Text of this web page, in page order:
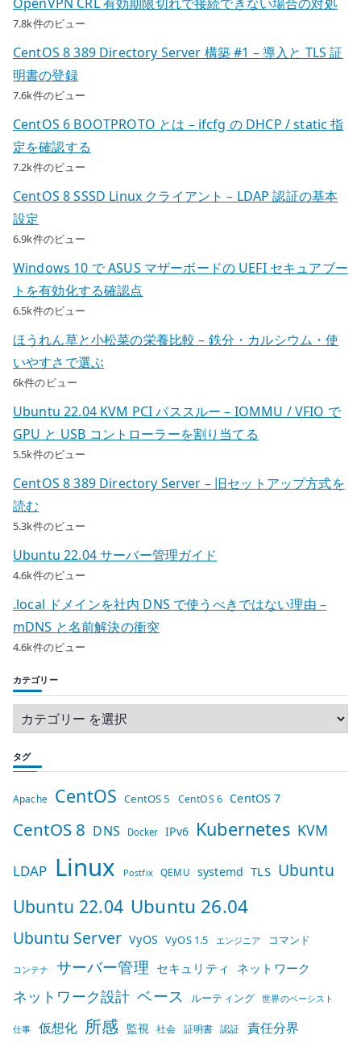
7.8k件のビュー
CentOS 8 389 Directory Server 構築 #1 – 導入と TLS 証
明書の登録
7.6k件のビュー
CentOS 6 BOOTPROTO とは – ifcfg の DHCP / static 指
定を確認する
7.2k件のビュー
CentOS 8 SSSD Linux クライアント – LDAP 認証の基本
設定
6.9k件のビュー
Windows 10 で ASUS マザーボードの UEFI セキュアブー
トを有効化する確認点
6.5k件のビュー
ほうれん草と小松菜の栄養比較 – 鉄分・カルシウム・使
いやすさで選ぶ
6k件のビュー
Ubuntu 22.04 KVM PCI パススルー – IOMMU / VFIO で
GPU と USB コントローラーを割り当てる
5.5k件のビュー
CentOS 8 389 Directory Server – 旧セットアップ方式を
読む
5.3k件のビュー
Ubuntu 22.04 サーバー管理ガイド
4.6k件のビュー
.local ドメインを社内 DNS で使うべきではない理由 –
mDNS と名前解決の衝突
4.6k件のビュー
カテゴリー
タグ
Apache CentOS CentOS 5 CentOS 6 CentOS 7
CentOS 8 DNS Docker IPv6 Kubernetes KVM
LDAP Linux Postfix QEMU systemd TLS Ubuntu
Ubuntu 22.04 Ubuntu 26.04
Ubuntu Server VyOS VyOS 1.5 エンジニア コマンド
コンテナ サーバー管理 セキュリティ ネットワーク
ネットワーク設計 ベース ルーティング 世界のベーシスト
仕事 仮想化 所感 監視 社会 証明書 認証 責任分界